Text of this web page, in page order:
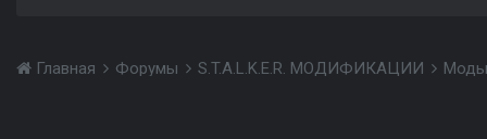
Главная Форумы S.T.A.L.K.E.R. МОДИФИКАЦИИ